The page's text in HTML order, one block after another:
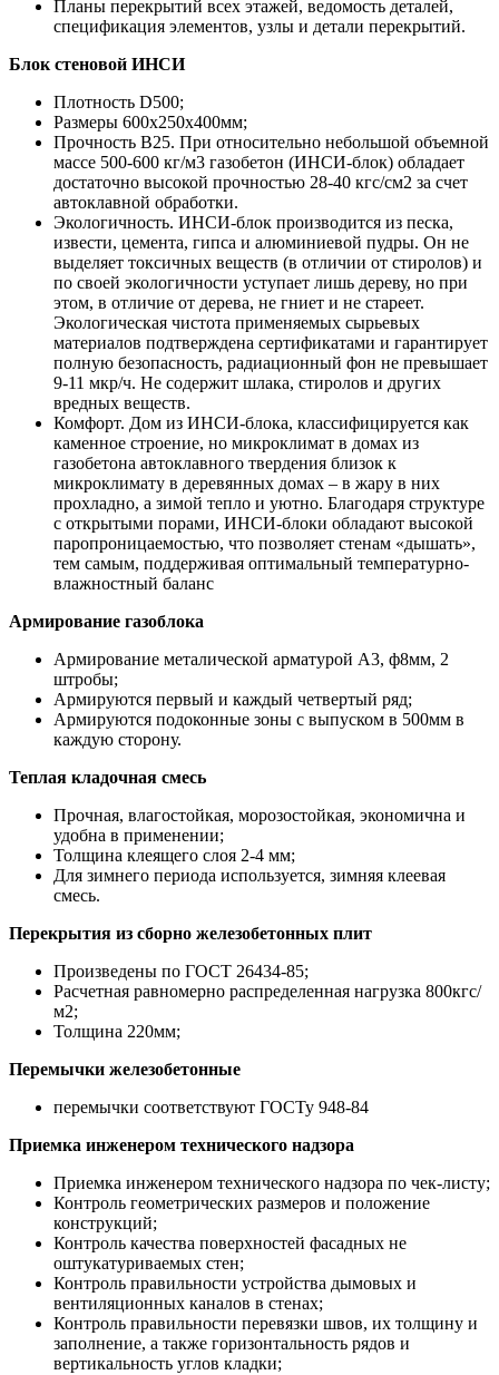
Планы перекрытий всех этажей, ведомость деталей,
спецификация элементов, узлы и детали перекрытий.
Блок стеновой ИНСИ
Плотность D500;
Размеры 600х250х400мм;
Прочность B25. При относительно небольшой объемной
массе 500-600 кг/м3 газобетон (ИНСИ-блок) обладает
достаточно высокой прочностью 28-40 кгс/см2 за счет
автоклавной обработки.
Экологичность. ИНСИ-блок производится из песка,
извести, цемента, гипса и алюминиевой пудры. Он не
выделяет токсичных веществ (в отличии от стиролов) и
по своей экологичности уступает лишь дереву, но при
этом, в отличие от дерева, не гниет и не стареет.
Экологическая чистота применяемых сырьевых
материалов подтверждена сертификатами и гарантирует
полную безопасность, радиационный фон не превышает
9-11 мкр/ч. Не содержит шлака, стиролов и других
вредных веществ.
Комфорт. Дом из ИНСИ-блока, классифицируется как
каменное строение, но микроклимат в домах из
газобетона автоклавного твердения близок к
микроклимату в деревянных домах – в жару в них
прохладно, а зимой тепло и уютно. Благодаря структуре
с открытыми порами, ИНСИ-блоки обладают высокой
паропроницаемостью, что позволяет стенам «дышать»,
тем самым, поддерживая оптимальный температурно-
влажностный баланс
Армирование газоблока
Армирование металической арматурой А3, ф8мм, 2
штробы;
Армируются первый и каждый четвертый ряд;
Армируются подоконные зоны с выпуском в 500мм в
каждую сторону.
Теплая кладочная смесь
Прочная, влагостойкая, морозостойкая, экономична и
удобна в применении;
Толщина клеящего слоя 2-4 мм;
Для зимнего периода используется, зимняя клеевая
смесь.
Перекрытия из сборно железобетонных плит
Произведены по ГОСТ 26434-85;
Расчетная равномерно распределенная нагрузка 800кгс/
м2;
Толщина 220мм;
Перемычки железобетонные
перемычки соответствуют ГОСТу 948-84
Приемка инженером технического надзора
Приемка инженером технического надзора по чек-листу;
Контроль геометрических размеров и положение
конструкций;
Контроль качества поверхностей фасадных не
оштукатуриваемых стен;
Контроль правильности устройства дымовых и
вентиляционных каналов в стенах;
Контроль правильности перевязки швов, их толщину и
заполнение, а также горизонтальность рядов и
вертикальность углов кладки;